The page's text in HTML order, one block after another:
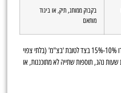
בקבוק ממותג, תיק, או ביגוד
מותאם
תמיד השאירו 10%-15% בצד לטובת 'בצ"מ' (בלתי צפוי
נהג, תוספות שתייה לא מתוכננות, או